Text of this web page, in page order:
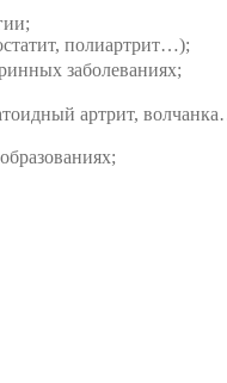
полиартрит…);
заболеваниях;
артрит,